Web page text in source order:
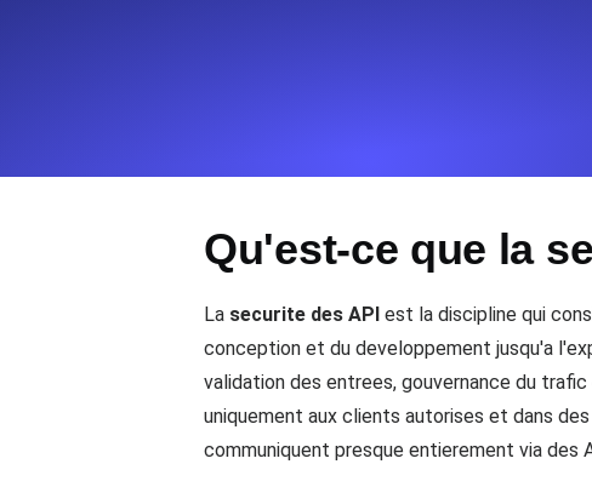
Cron Job Monitoring
Heartbeat monitoring pour cron jobs et
TCP Monitoring
Uptime des ports et temps de connexion,
Qu'est-ce que la
La securite des API est la discipline qui
conception et du developpement jusqu'a
validation des entrees, gouvernance du
uniquement aux clients autorises et dans
communiquent presque entierement via des